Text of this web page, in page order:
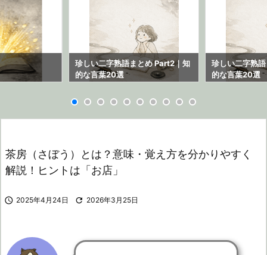
珍しい二字熟語まとめ Part2｜知
的な言葉20選
珍しい二字熟
的な言葉20選
茶房（さぼう）とは？意味・覚え方を分かりやすく
解説！ヒントは「お店」
 2025年4月24日  2026年3月25日